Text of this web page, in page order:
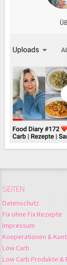
SEITEN
Datenschutz
Fix ohne Fix Rezepte
Impressum
Kooperationen &
Low Carb
Low Carb Produkte &